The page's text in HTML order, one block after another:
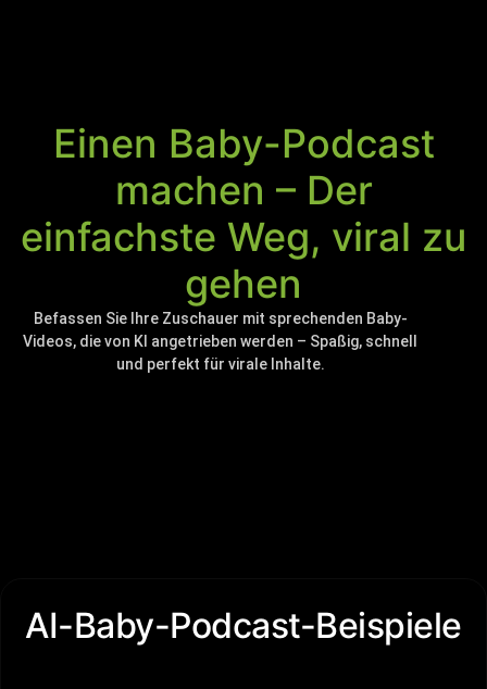
Einen Baby-Podcast
machen – Der
einfachste Weg, viral zu
gehen
Befassen Sie Ihre Zuschauer mit sprechenden Baby-
Videos, die von KI angetrieben werden – Spaßig, schnell
und perfekt für virale Inhalte.
AI-Baby-Podcast-Beispiele